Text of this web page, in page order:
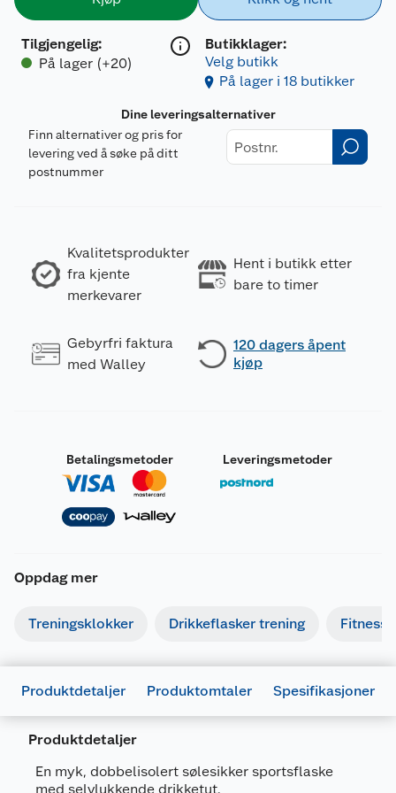
Tilgjengelig:
På lager (+20)
Butikklager:
Velg butikk
På lager i 18 butikker
Dine leveringsalternativer
Finn alternativer og pris for
levering ved å søke på ditt
postnummer
Kvalitetsprodukter
fra kjente
merkevarer
Hent i butikk etter
bare to timer
Gebyrfri faktura
med Walley
120 dagers åpent
kjøp
Betalingsmetoder Leveringsmetoder
Oppdag mer
Treningsklokker Drikkeflasker trening Fitness
Produktdetaljer Produktomtaler Spesifikasjoner
Produktdetaljer
En myk, dobbelisolert sølesikker sportsflaske
med selvlukkende drikketut.
Generelt
Artikkelnummer
886798018416